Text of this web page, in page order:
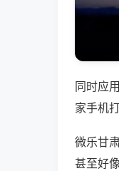
同时应
家手机
微乐甘
甚至好